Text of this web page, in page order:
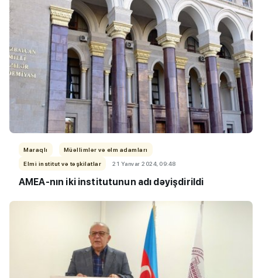
Maraqlı
Müəllimlər və elm adamları
Elmi institut və təşkilatlar
21 Yanvar 2024, 09:48
AMEA-nın iki institutunun adı dəyişdirildi